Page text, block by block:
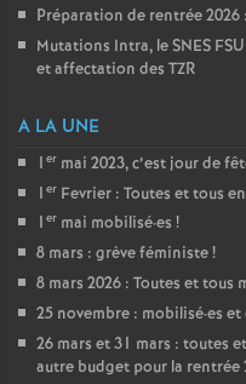
Préparation de rentrée 2026
Mutations Intra, le SNES
et affectation des TZR
A LA UNE
1 er mai 2023, c’est jour de
1 er Fevrier : Toutes et tous
1 er mai mobilisé·es !
8 mars : grève féministe!
8 mars 2026 : Toutes et tous
25 novembre : mobilisé·es et
26 mars et 31 mars : toutes
autre budget pour la rentrée